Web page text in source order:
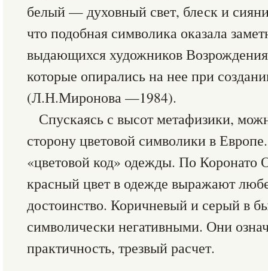
белый — духовный свет, блеск и
что подобная символика оказала
выдающихся художников
которые опирались на нее при
(Л.Н.Миронова —1984).
Спускаясь с высот метафизики,
сторону цветовой символики в
«цветовой код» одежды. По Коронато
красный цвет в одежде выражают
достоинство. Коричневый и серый в
символически негативными. Они
практичность, трезвый расчет.